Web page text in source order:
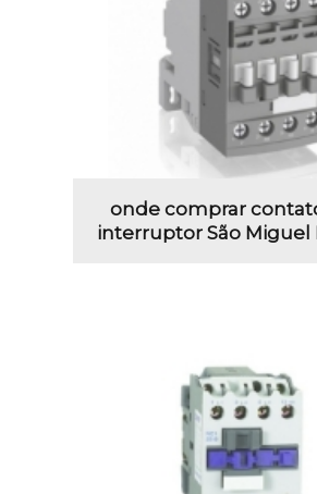
onde comprar
interruptor São Miguel